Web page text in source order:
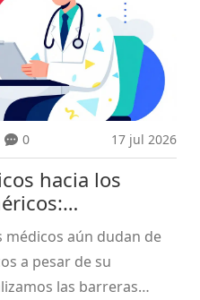
0 17 jul 2026
hacia los
aún dudan de
a pesar de su
las barreras